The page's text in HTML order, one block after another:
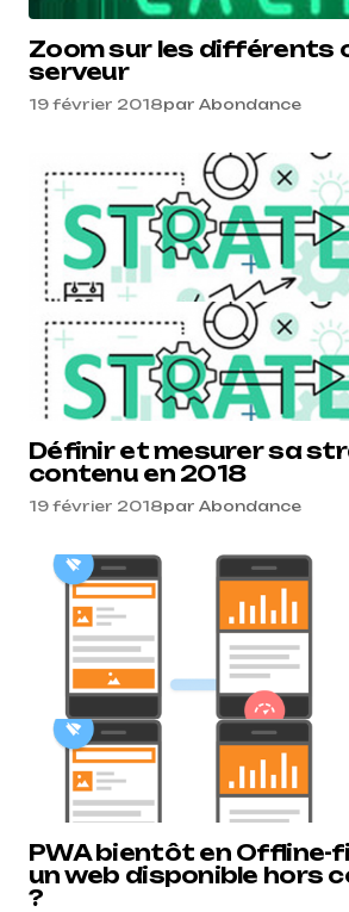
Zoom sur les différents
serveur
19 février 2018par Abondance
Définir et mesurer sa
contenu en 2018
19 février 2018par Abondance
PWA bientôt en Offline-
un web disponible hors
?